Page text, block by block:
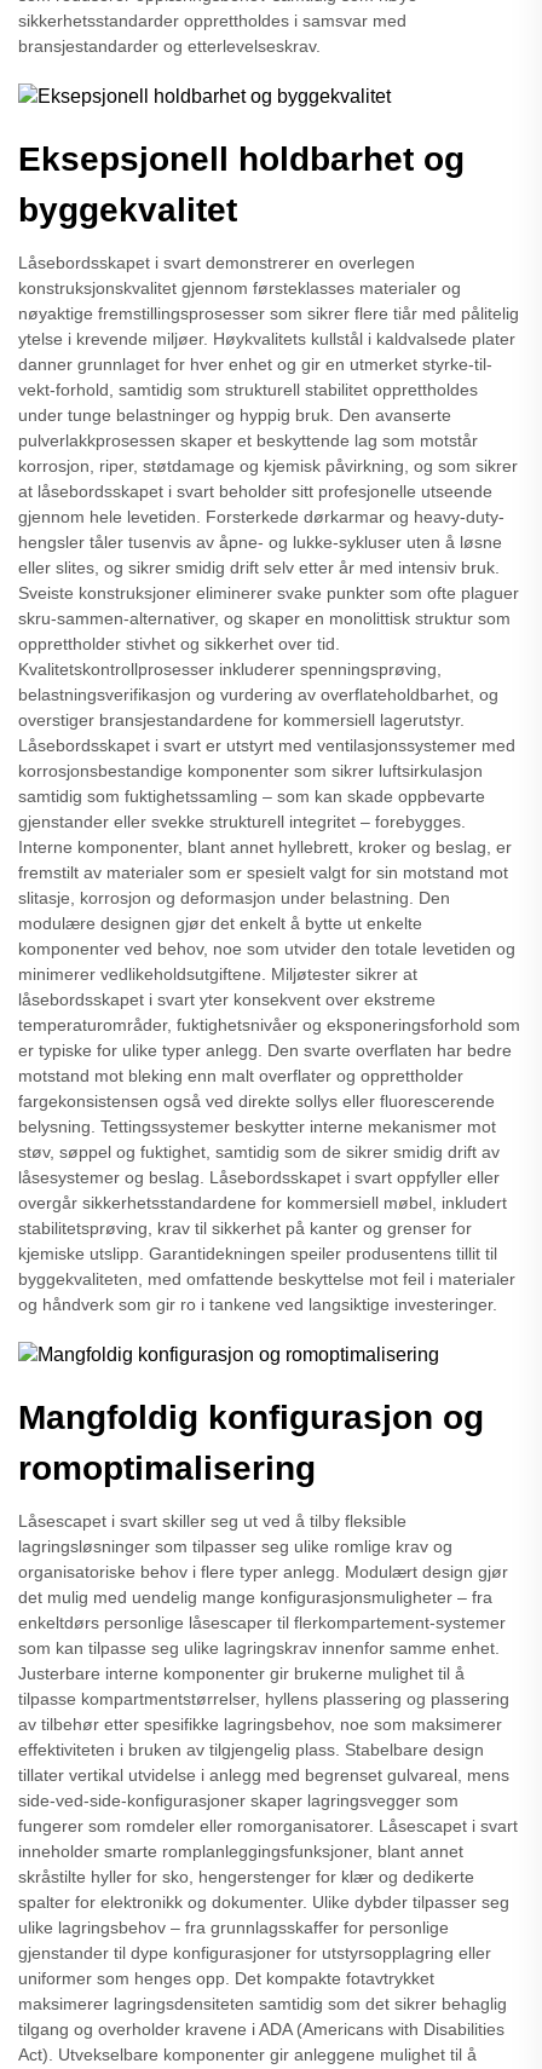
sikkerhetsstandarder opprettholdes i samsvar med
bransjestandarder og etterlevelseskrav.
Eksepsjonell holdbarhet og
byggekvalitet
Låsebordsskapet i svart demonstrerer en overlegen
konstruksjonskvalitet gjennom førsteklasses materialer og
nøyaktige fremstillingsprosesser som sikrer flere tiår med pålitelig
ytelse i krevende miljøer. Høykvalitets kullstål i kaldvalsede plater
danner grunnlaget for hver enhet og gir en utmerket styrke-til-
vekt-forhold, samtidig som strukturell stabilitet opprettholdes
under tunge belastninger og hyppig bruk. Den avanserte
pulverlakkprosessen skaper et beskyttende lag som motstår
korrosjon, riper, støtdamage og kjemisk påvirkning, og som sikrer
at låsebordsskapet i svart beholder sitt profesjonelle utseende
gjennom hele levetiden. Forsterkede dørkarmar og heavy-duty-
hengsler tåler tusenvis av åpne- og lukke-sykluser uten å løsne
eller slites, og sikrer smidig drift selv etter år med intensiv bruk.
Sveiste konstruksjoner eliminerer svake punkter som ofte plaguer
skru-sammen-alternativer, og skaper en monolittisk struktur som
opprettholder stivhet og sikkerhet over tid.
Kvalitetskontrollprosesser inkluderer spenningsprøving,
belastningsverifikasjon og vurdering av overflateholdbarhet, og
overstiger bransjestandardene for kommersiell lagerutstyr.
Låsebordsskapet i svart er utstyrt med ventilasjonssystemer med
korrosjonsbestandige komponenter som sikrer luftsirkulasjon
samtidig som fuktighetssamling – som kan skade oppbevarte
gjenstander eller svekke strukturell integritet – forebygges.
Interne komponenter, blant annet hyllebrett, kroker og beslag, er
fremstilt av materialer som er spesielt valgt for sin motstand mot
slitasje, korrosjon og deformasjon under belastning. Den
modulære designen gjør det enkelt å bytte ut enkelte
komponenter ved behov, noe som utvider den totale levetiden og
minimerer vedlikeholdsutgiftene. Miljøtester sikrer at
låsebordsskapet i svart yter konsekvent over ekstreme
temperaturområder, fuktighetsnivåer og eksponeringsforhold som
er typiske for ulike typer anlegg. Den svarte overflaten har bedre
motstand mot bleking enn malt overflater og opprettholder
fargekonsistensen også ved direkte sollys eller fluorescerende
belysning. Tettingssystemer beskytter interne mekanismer mot
støv, søppel og fuktighet, samtidig som de sikrer smidig drift av
låsesystemer og beslag. Låsebordsskapet i svart oppfyller eller
overgår sikkerhetsstandardene for kommersiell møbel, inkludert
stabilitetsprøving, krav til sikkerhet på kanter og grenser for
kjemiske utslipp. Garantidekningen speiler produsentens tillit til
byggekvaliteten, med omfattende beskyttelse mot feil i materialer
og håndverk som gir ro i tankene ved langsiktige investeringer.
Mangfoldig konfigurasjon og
romoptimalisering
Låsescapet i svart skiller seg ut ved å tilby fleksible
lagringsløsninger som tilpasser seg ulike romlige krav og
organisatoriske behov i flere typer anlegg. Modulært design gjør
det mulig med uendelig mange konfigurasjonsmuligheter – fra
enkeltdørs personlige låsescaper til flerkompartement-systemer
som kan tilpasse seg ulike lagringskrav innenfor samme enhet.
Justerbare interne komponenter gir brukerne mulighet til å
tilpasse kompartmentstørrelser, hyllens plassering og plassering
av tilbehør etter spesifikke lagringsbehov, noe som maksimerer
effektiviteten i bruken av tilgjengelig plass. Stabelbare design
tillater vertikal utvidelse i anlegg med begrenset gulvareal, mens
side-ved-side-konfigurasjoner skaper lagringsvegger som
fungerer som romdeler eller romorganisatorer. Låsescapet i svart
inneholder smarte romplanleggingsfunksjoner, blant annet
skråstilte hyller for sko, hengerstenger for klær og dedikerte
spalter for elektronikk og dokumenter. Ulike dybder tilpasser seg
ulike lagringsbehov – fra grunnlagsskaffer for personlige
gjenstander til dype konfigurasjoner for utstyrsopplagring eller
uniformer som henges opp. Det kompakte fotavtrykket
maksimerer lagringsdensiteten samtidig som det sikrer behaglig
tilgang og overholder kravene i ADA (Americans with Disabilities
Act). Utvekselbare komponenter gir anleggene mulighet til å